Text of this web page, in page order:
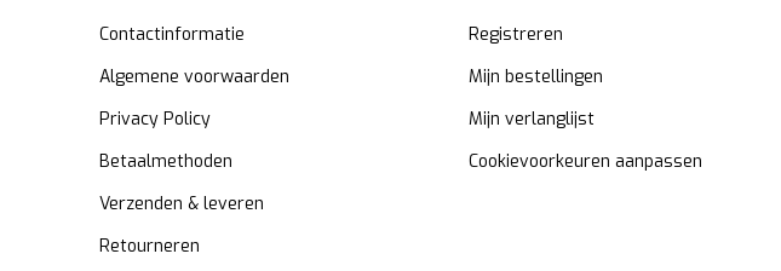
Contactinformatie
Algemene voorwaarden
Privacy Policy
Betaalmethoden
Verzenden & leveren
Retourneren
Registreren
Mijn bestellingen
Mijn verlanglijst
Cookievoorkeuren aanpassen